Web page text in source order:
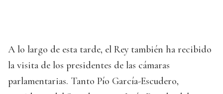
A lo largo de esta tarde, el Rey también ha recibido
la visita de los presidentes de las cámaras
parlamentarias. Tanto Pío García-Escudero,